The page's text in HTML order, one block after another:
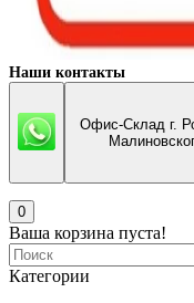
Наши контакты
Офис-Склад г.
0
Ваша корзина пуста!
Категории